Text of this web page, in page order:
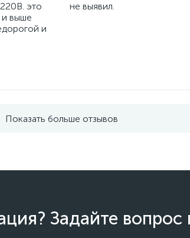
это
и выше
и
не выявил.
Показать больше отзывов
Задайте вопрос